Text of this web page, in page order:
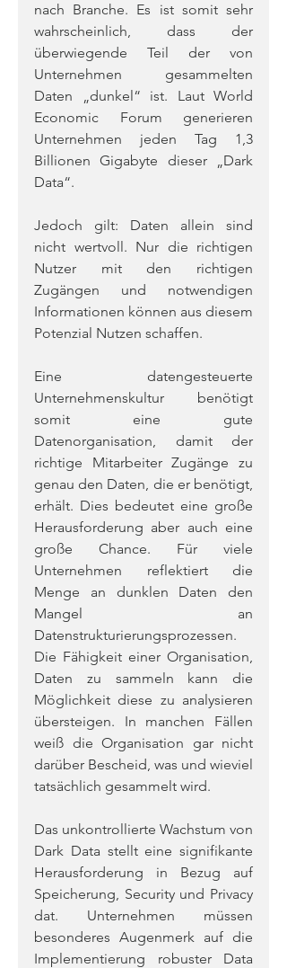
nach Branche. Es ist somit sehr
wahrscheinlich, dass der
überwiegende Teil der von
Unternehmen gesammelten
Daten „dunkel“ ist. Laut World
Economic Forum generieren
Unternehmen jeden Tag 1,3
Billionen Gigabyte dieser „Dark
Data“.
Jedoch gilt: Daten allein sind
nicht wertvoll. Nur die richtigen
Nutzer mit den richtigen
Zugängen und notwendigen
Informationen können aus diesem
Potenzial Nutzen schaffen.
Eine datengesteuerte
Unternehmenskultur benötigt
somit eine gute
Datenorganisation, damit der
richtige Mitarbeiter Zugänge zu
genau den Daten, die er benötigt,
erhält. Dies bedeutet eine große
Herausforderung aber auch eine
große Chance. Für viele
Unternehmen reflektiert die
Menge an dunklen Daten den
Mangel an
Datenstrukturierungsprozessen.
Die Fähigkeit einer Organisation,
Daten zu sammeln kann die
Möglichkeit diese zu analysieren
übersteigen. In manchen Fällen
weiß die Organisation gar nicht
darüber Bescheid, was und wieviel
tatsächlich gesammelt wird.
Das unkontrollierte Wachstum von
Dark Data stellt eine signifikante
Herausforderung in Bezug auf
Speicherung, Security und Privacy
dat. Unternehmen müssen
besonderes Augenmerk auf die
Implementierung robuster Data